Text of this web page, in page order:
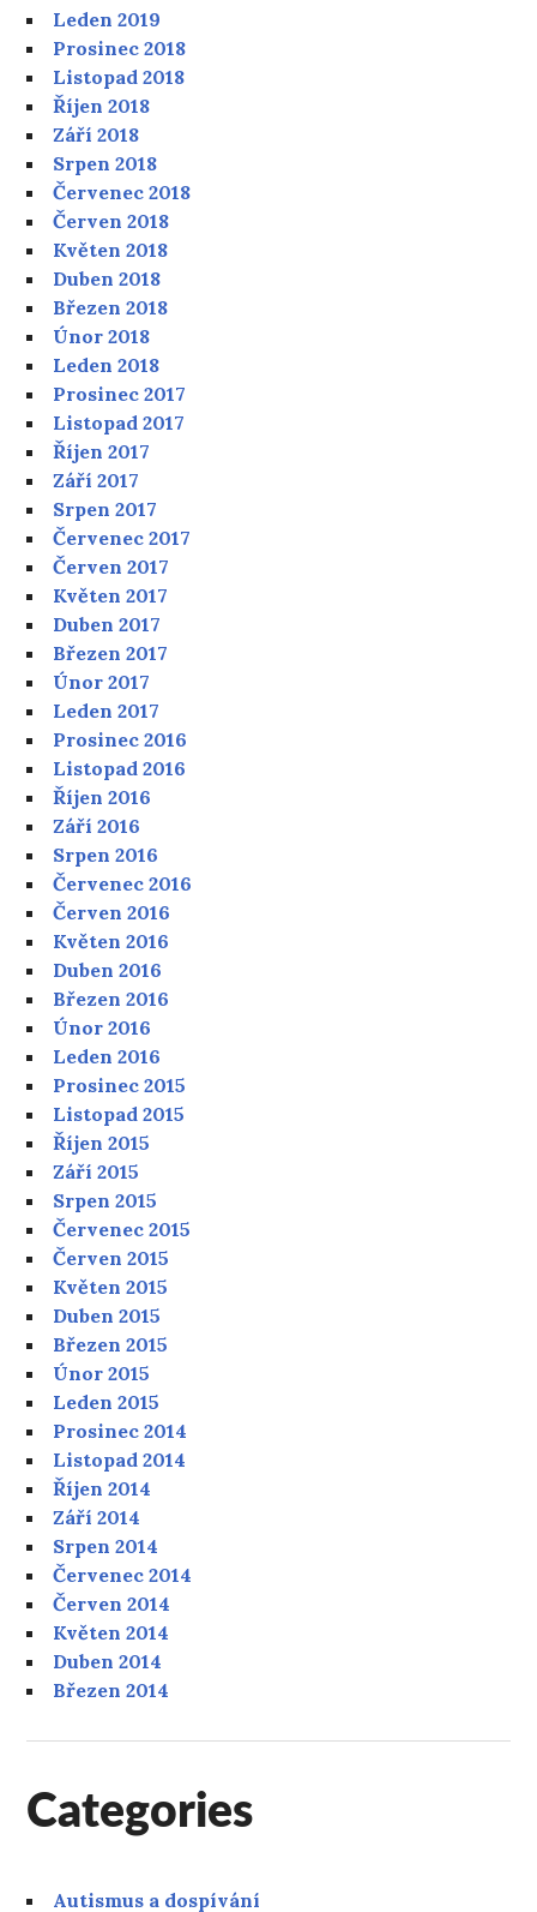
Leden 2019
Prosinec 2018
Listopad 2018
Říjen 2018
Září 2018
Srpen 2018
Červenec 2018
Červen 2018
Květen 2018
Duben 2018
Březen 2018
Únor 2018
Leden 2018
Prosinec 2017
Listopad 2017
Říjen 2017
Září 2017
Srpen 2017
Červenec 2017
Červen 2017
Květen 2017
Duben 2017
Březen 2017
Únor 2017
Leden 2017
Prosinec 2016
Listopad 2016
Říjen 2016
Září 2016
Srpen 2016
Červenec 2016
Červen 2016
Květen 2016
Duben 2016
Březen 2016
Únor 2016
Leden 2016
Prosinec 2015
Listopad 2015
Říjen 2015
Září 2015
Srpen 2015
Červenec 2015
Červen 2015
Květen 2015
Duben 2015
Březen 2015
Únor 2015
Leden 2015
Prosinec 2014
Listopad 2014
Říjen 2014
Září 2014
Srpen 2014
Červenec 2014
Červen 2014
Květen 2014
Duben 2014
Březen 2014
Categories
Autismus a dospívání